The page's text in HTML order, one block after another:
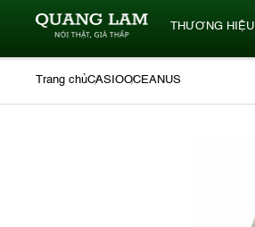
THƯƠNG HIỆU
Trang chủCASIOOCEANUS